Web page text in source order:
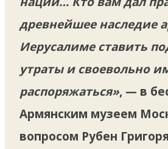
древнейшее наследие
Иерусалиме ставить
утраты и своевольно
распоряжаться», — в
Армянским музеем
вопросом Рубен